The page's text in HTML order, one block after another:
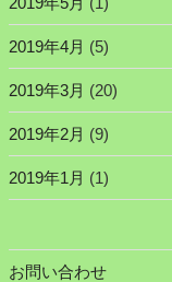
2019年4月 (5)
2019年3月 (20)
2019年2月 (9)
2019年1月 (1)
お問い合わせ